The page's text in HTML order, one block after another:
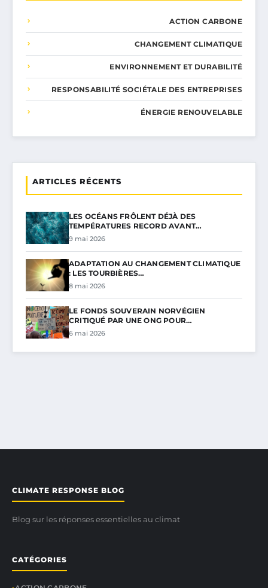
ACTION CARBONE
CHANGEMENT CLIMATIQUE
ENVIRONNEMENT ET DURABILITÉ
RESPONSABILITÉ SOCIÉTALE DES ENTREPRISES
ÉNERGIE RENOUVELABLE
ARTICLES RÉCENTS
LES OCÉANS FRÔLENT DÉJÀ DES
TEMPÉRATURES RECORD AVANT…
9 mai 2026
ADAPTATION AU CHANGEMENT CLIMATIQUE
: LES TOURBIÈRES…
8 mai 2026
LE FONDS SOUVERAIN NORVÉGIEN
CRITIQUÉ PAR UNE ONG POUR…
6 mai 2026
CLIMATE RESPONSE BLOG
Blog sur les réponses essentielles au climat
CATÉGORIES